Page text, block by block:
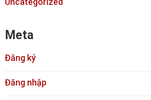
Meta
Đăng ký
Đăng nhập